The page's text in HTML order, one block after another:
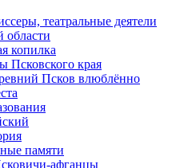
театральные деятели
области
копилка
Псковского края
Псков влюблённо
памяти
афганцы